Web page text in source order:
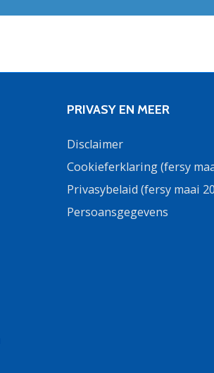
PRIVASY EN MEER
Disclaimer
Cookieferklaring (fersy
Privasybelaid (fersy maai
Persoansgegevens